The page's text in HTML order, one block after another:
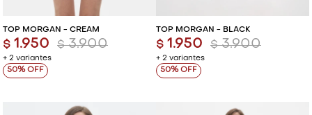
TOP MORGAN - CREAM
+ 2 variantes
$ 1.950 $ 3.900
50
TOP MORGAN - BLACK
+ 2 variantes
$ 1.950 $ 3.900
50